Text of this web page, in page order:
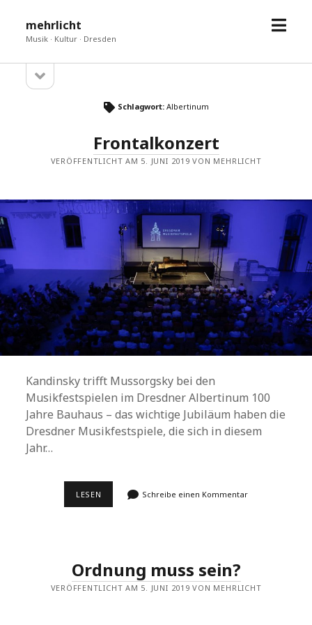
mehrlicht
Musik · Kultur · Dresden
Menü
Sidebar
öffnen
Schlagwort: Albertinum
Frontalkonzert
VERÖFFENTLICHT AM 5. JUNI 2019 VON MEHRLICHT
Kandinsky trifft Mussorgsky bei den
Musikfestspielen im Dresdner Albertinum 100
Jahre Bauhaus – das wichtige Jubiläum haben die
Dresdner Musikfestspiele, die sich in diesem
Jahr…
LESEN FRONTALKONZERTSchreibe einen Kommentar
Ordnung muss sein?
VERÖFFENTLICHT AM 5. JUNI 2019 VON MEHRLICHT